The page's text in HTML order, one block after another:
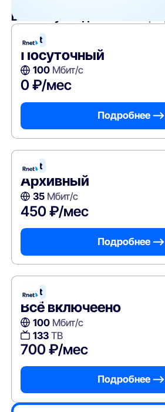
Вам могут подойти
Rnet
Посуточный
100Мбит/с
0 ₽/мес
Подробнее —>
Rnet
Архивный
35Мбит/с
450 ₽/мес
Подробнее —>
Rnet
Всё включеено
100Мбит/с
133ТВ
700 ₽/мес
Подробнее —>